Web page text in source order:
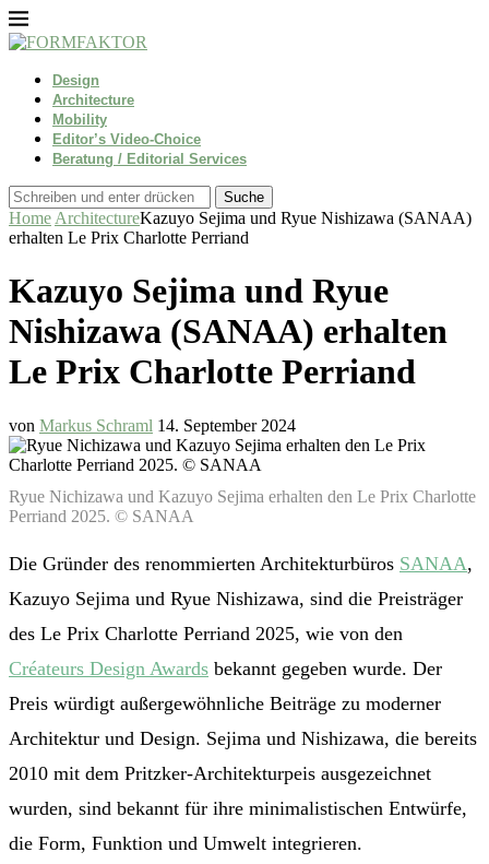
Design
Architecture
Mobility
Editor’s Video-Choice
Beratung / Editorial Services
Suche
Home ArchitectureKazuyo Sejima und Ryue Nishizawa (SANAA)
erhalten Le Prix Charlotte Perriand
Kazuyo Sejima und Ryue
Nishizawa (SANAA) erhalten
Le Prix Charlotte Perriand
von Markus Schraml 14. September 2024
Ryue Nichizawa und Kazuyo Sejima erhalten den Le Prix Charlotte
Perriand 2025. © SANAA
Die Gründer des renommierten Architekturbüros SANAA,
Kazuyo Sejima und Ryue Nishizawa, sind die Preisträger
des Le Prix Charlotte Perriand 2025, wie von den
Créateurs Design Awards bekannt gegeben wurde. Der
Preis würdigt außergewöhnliche Beiträge zu moderner
Architektur und Design. Sejima und Nishizawa, die bereits
2010 mit dem Pritzker-Architekturpeis ausgezeichnet
wurden, sind bekannt für ihre minimalistischen Entwürfe,
die Form, Funktion und Umwelt integrieren.